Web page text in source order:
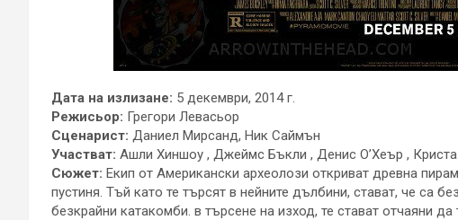
Дата на излизане: 5 декември, 2014 г.
Режисьор: Грегори Левасьор
Сценарист: Даниел Мирсанд, Ник Саймън
Участват: Ашли Хиншоу , Джеймс Бъкли , Денис О’Хеър ,
Сюжет: Екип от Американски археолози откриват древна
пустиня. Тъй като те търсят в нейните дълбини, стават, че са
безкрайни катакомби. в търсене на изход, те стават отчаяни